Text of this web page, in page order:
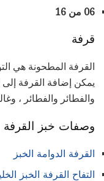
06 من 16
قرفة
القرفة المطحونة هي
يمكن إضافة القرفة
والفطائر والفطائر ،
وصفات خبز القرفة
القرفة الدوامة الخبز
التفاح القرفة الخبز